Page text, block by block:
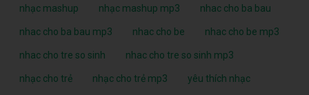
nhạc mashup nhạc mashup mp3 nhac cho ba bau
nhac cho ba bau mp3 nhac cho be nhac cho be mp3
nhac cho tre so sinh nhac cho tre so sinh mp3
nhạc cho trẻ nhạc cho trẻ mp3 yêu thích nhạc